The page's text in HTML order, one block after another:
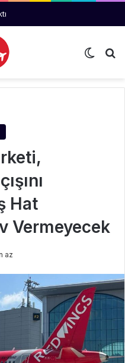
Dış
Hat
Vermeyecek
az